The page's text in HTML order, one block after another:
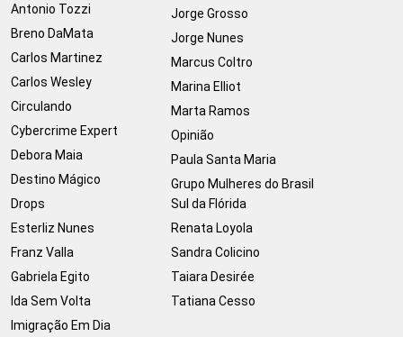
Antonio Tozzi
Breno DaMata
Carlos Martinez
Carlos Wesley
Circulando
Cybercrime Expert
Debora Maia
Destino Mágico
Drops
Esterliz Nunes
Franz Valla
Gabriela Egito
Ida Sem Volta
Imigração Em Dia
Jorge Grosso
Jorge Nunes
Marcus Coltro
Marina Elliot
Marta Ramos
Opinião
Paula Santa Maria
Grupo Mulheres do Brasil
Sul da Flórida
Renata Loyola
Sandra Colicino
Taiara Desirée
Tatiana Cesso